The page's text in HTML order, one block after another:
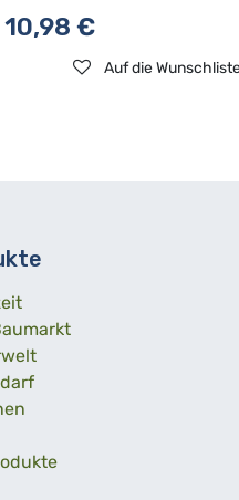
10,98 €
Auf die